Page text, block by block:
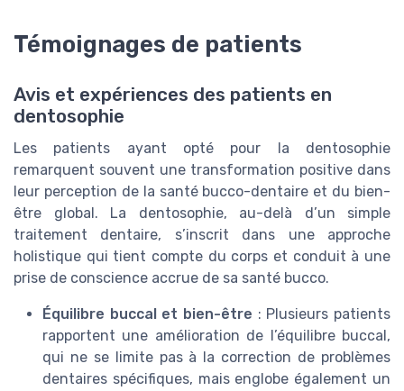
Témoignages de patients
Avis et expériences des patients en
dentosophie
Les patients ayant opté pour la dentosophie
remarquent souvent une transformation positive dans
leur perception de la santé bucco-dentaire et du bien-
être global. La dentosophie, au-delà d’un simple
traitement dentaire, s’inscrit dans une approche
holistique qui tient compte du corps et conduit à une
prise de conscience accrue de sa santé bucco.
Équilibre buccal et bien-être : Plusieurs patients
rapportent une amélioration de l’équilibre buccal,
qui ne se limite pas à la correction de problèmes
dentaires spécifiques, mais englobe également un